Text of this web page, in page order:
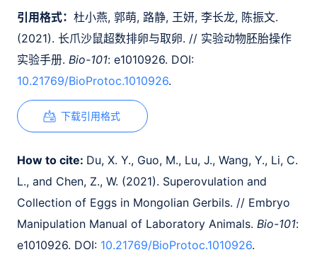
引用格式： 杜小燕, 郭萌, 路静, 王妍, 李长龙, 陈振文.
(2021). 长爪沙鼠超数排卵与取卵. // 实验动物胚胎操作
实验手册. Bio-101: e1010926. DOI:
10.21769/BioProtoc.1010926.
下载引用格式
How to cite: Du, X. Y., Guo, M., Lu, J., Wang, Y., Li, C.
L., and Chen, Z., W. (2021). Superovulation and
Collection of Eggs in Mongolian Gerbils. // Embryo
Manipulation Manual of Laboratory Animals. Bio-101:
e1010926. DOI: 10.21769/BioProtoc.1010926.